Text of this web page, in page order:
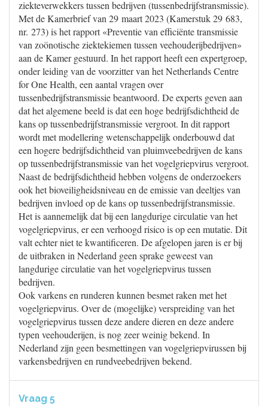
ziekteverwekkers tussen bedrijven (tussenbedrijfstransmissie).
Met de Kamerbrief van 29 maart 2023 (Kamerstuk 29 683,
nr. 273) is het rapport «Preventie van efficiënte transmissie
van zoönotische ziektekiemen tussen veehouderijbedrijven»
aan de Kamer gestuurd. In het rapport heeft een expertgroep,
onder leiding van de voorzitter van het Netherlands Centre
for One Health, een aantal vragen over
tussenbedrijfstransmissie beantwoord. De experts geven aan
dat het algemene beeld is dat een hoge bedrijfsdichtheid de
kans op tussenbedrijfstransmissie vergroot. In dit rapport
wordt met modellering wetenschappelijk onderbouwd dat
een hogere bedrijfsdichtheid van pluimveebedrijven de kans
op tussenbedrijfstransmissie van het vogelgriepvirus vergroot.
Naast de bedrijfsdichtheid hebben volgens de onderzoekers
ook het bioveiligheidsniveau en de emissie van deeltjes van
bedrijven invloed op de kans op tussenbedrijfstransmissie.
Het is aannemelijk dat bij een langdurige circulatie van het
vogelgriepvirus, er een verhoogd risico is op een mutatie. Dit
valt echter niet te kwantificeren. De afgelopen jaren is er bij
de uitbraken in Nederland geen sprake geweest van
langdurige circulatie van het vogelgriepvirus tussen
bedrijven.
Ook varkens en runderen kunnen besmet raken met het
vogelgriepvirus. Over de (mogelijke) verspreiding van het
vogelgriepvirus tussen deze andere dieren en deze andere
typen veehouderijen, is nog zeer weinig bekend. In
Nederland zijn geen besmettingen van vogelgriepvirussen bij
varkensbedrijven en rundveebedrijven bekend.
Vraag 5